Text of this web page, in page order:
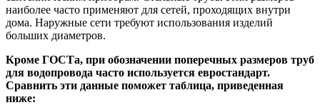
наиболее часто применяют для сетей, проходящих внутри
дома. Наружные сети требуют использования изделий
больших диаметров.
Кроме ГОСТа, при обозначении поперечных размеров труб
для водопровода часто используется евростандарт.
Сравнить эти данные поможет таблица, приведенная
ниже: